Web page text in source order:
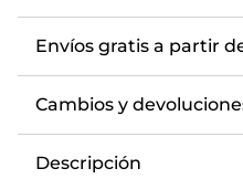
Envíos gratis a partir
Cambios y
Descripción